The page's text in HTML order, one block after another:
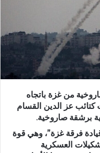
من غزة باتجاه
كتائب عز الدين القسام
برشقة صاروخية.
فرقة غزة”، وهي قوة
العسكرية